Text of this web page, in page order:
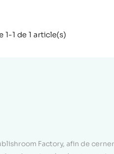
1-1 de 1 article(s)
Factory, afin de